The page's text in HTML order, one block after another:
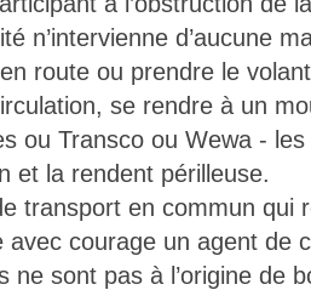
n’intervienne d’aucune
route ou prendre le
se rendre à un
ou Transco ou Wewa -
et la rendent périlleuse.
transport en commun qui
avec courage un agent de
ne sont pas à l’origine de